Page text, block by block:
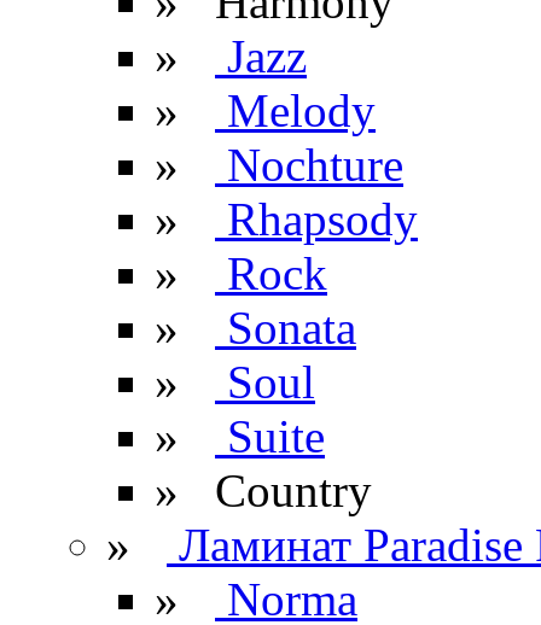
»
Jazz
»
Melody
»
Nochture
»
Rhapsody
»
Rock
»
Sonata
»
Soul
»
Suite
» Сountry
»
Ламинат Paradise
»
Norma